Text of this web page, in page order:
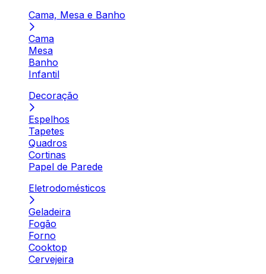
Cama, Mesa e Banho
Cama
Mesa
Banho
Infantil
Decoração
Espelhos
Tapetes
Quadros
Cortinas
Papel de Parede
Eletrodomésticos
Geladeira
Fogão
Forno
Cooktop
Cervejeira